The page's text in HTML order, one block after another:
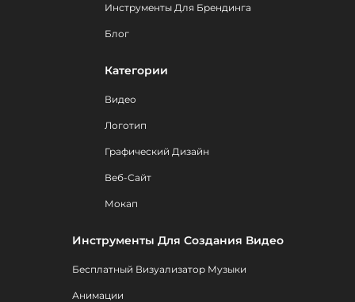
Инструменты Для Брендинга
Блог
Категории
Видео
Логотип
Графический Дизайн
Веб-Сайт
Мокап
Инструменты Для Создания Видео
Бесплатный Визуализатор Музыки
Анимации